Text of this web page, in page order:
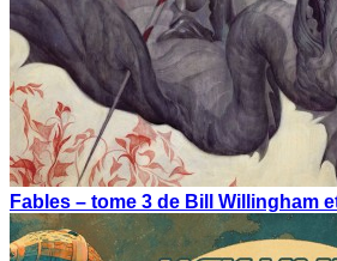
Fables – tome 3 de Bill Willingham